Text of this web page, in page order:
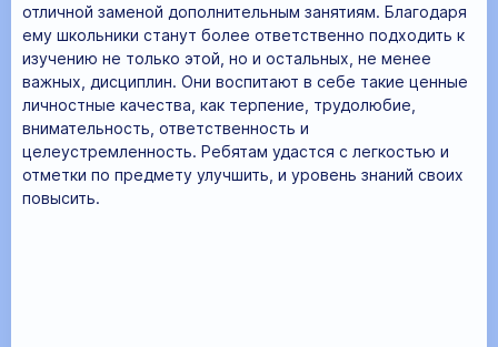
отличной заменой дополнительным занятиям. Благодаря
ему школьники станут более ответственно подходить к
изучению не только этой, но и остальных, не менее
важных, дисциплин. Они воспитают в себе такие ценные
личностные качества, как терпение, трудолюбие,
внимательность, ответственность и
целеустремленность. Ребятам удастся с легкостью и
отметки по предмету улучшить, и уровень знаний своих
повысить.